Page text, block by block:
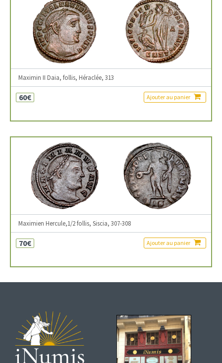
Maximin II Daia, follis, Héraclée, 313
60€ Ajouter au panier
Maximien Hercule,1/2 follis, Siscia, 307-308
70€ Ajouter au panier